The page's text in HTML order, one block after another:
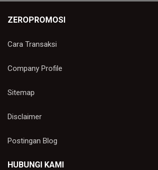
ZEROPROMOSI
Cara Transaksi
Company Profile
Sitemap
Disclaimer
Postingan Blog
HUBUNGI KAMI